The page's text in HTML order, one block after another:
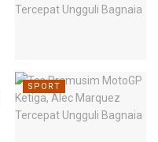
SPORT